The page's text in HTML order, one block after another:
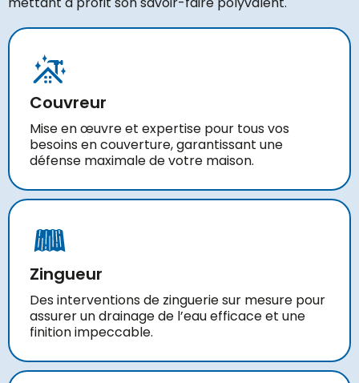
Couvreur
Mise en œuvre et expertise pour tous vos
besoins en couverture, garantissant une
défense maximale de votre maison.
Zingueur
Des interventions de zinguerie sur mesure pour
assurer un drainage de l’eau efficace et une
finition impeccable.